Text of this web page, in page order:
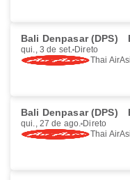
Bali Denpasar (DPS)
qui., 3 de set. Direto
Thai
Bali Denpasar (DPS)
qui., 27 de ago. Direto
Thai